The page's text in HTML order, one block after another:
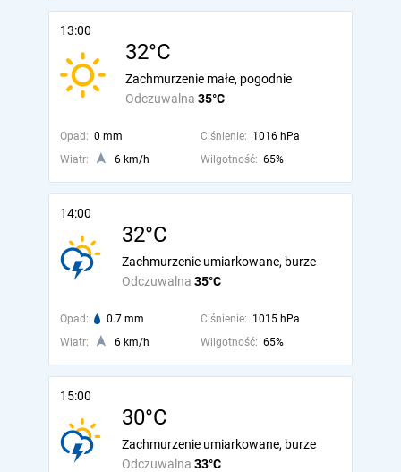
13:00
32°C
Odczuwalna 35°C
Zachmurzenie małe, pogodnie
Opad: 0 mm Ciśnienie: 1016 hPa
Wiatr:
6 km/h Wilgotność: 65%
14:00
32°C
Odczuwalna 35°C
Zachmurzenie umiarkowane, burze
Opad: 0.7 mm Ciśnienie: 1015 hPa
Wiatr:
6 km/h Wilgotność: 65%
15:00
30°C
Odczuwalna 33°C
Zachmurzenie umiarkowane, burze